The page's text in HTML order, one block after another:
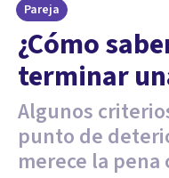
Pareja
¿Cómo
terminar
Algunos
punto de
merece la pena